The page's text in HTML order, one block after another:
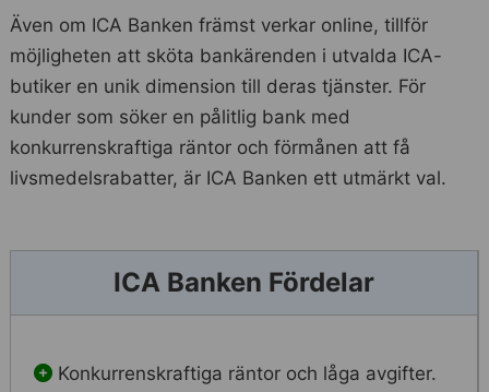
Även om ICA Banken främst verkar online, tillför
möjligheten att sköta bankärenden i utvalda ICA-
butiker en unik dimension till deras tjänster. För
kunder som söker en pålitlig bank med
konkurrenskraftiga räntor och förmånen att få
livsmedelsrabatter, är ICA Banken ett utmärkt val.
ICA Banken Fördelar
Konkurrenskraftiga räntor och låga avgifter.